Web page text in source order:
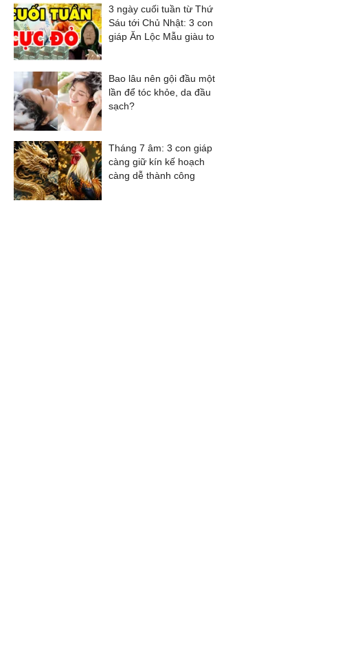
3 ngày cuối tuần từ Thứ
Sáu tới Chủ Nhật: 3 con
giáp Ăn Lộc Mẫu giàu to
Bao lâu nên gội đầu một
lần để tóc khỏe, da đầu
sạch?
Tháng 7 âm: 3 con giáp
càng giữ kín kế hoạch
càng dễ thành công